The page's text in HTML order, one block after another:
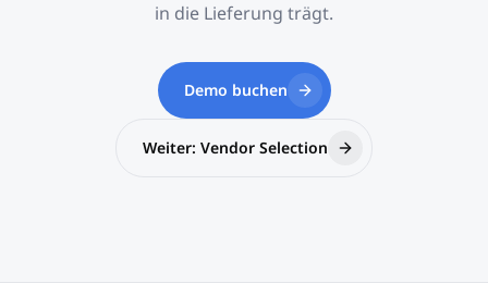
in die Lieferung trägt.
Demo buchen
Weiter: Vendor Selection